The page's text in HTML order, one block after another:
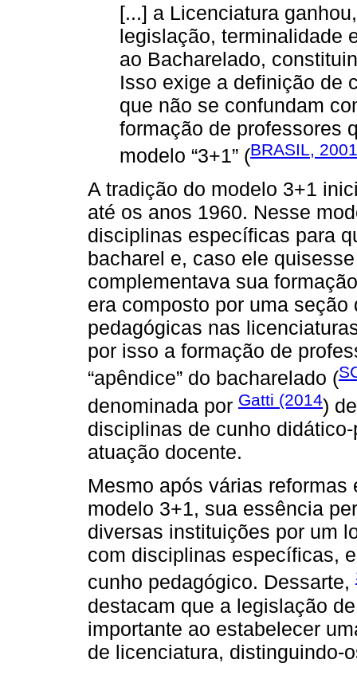
[...] a Licenciatura
legislação, terminalidade
ao Bacharelado,
Isso exige a definição de
que não se confundam
formação de professores
modelo “3+1” (BRASIL, 2001
A tradição do modelo 3+1
até os anos 1960. Nesse
disciplinas específicas para
bacharel e, caso ele
complementava sua
era composto por uma seção
pedagógicas nas
por isso a formação de
“apêndice” do bacharelado (
denominada por Gatti (2014)
disciplinas de cunho
atuação docente.
Mesmo após várias
modelo 3+1, sua essência
diversas instituições por um
com disciplinas específicas,
cunho pedagógico. Dessarte,
destacam que a legislação
importante ao estabelecer
de licenciatura, distinguindo-